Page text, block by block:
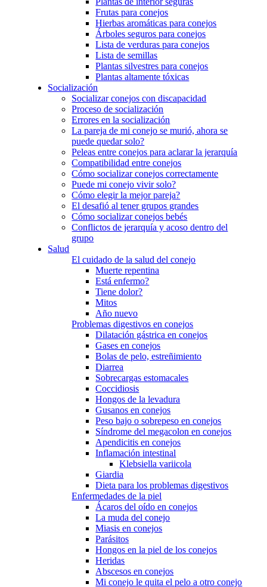
Frutas para conejos
Hierbas aromáticas para conejos
Árboles seguros para conejos
Lista de verduras para conejos
Lista de semillas
Plantas silvestres para conejos
Plantas altamente tóxicas
Socialización
Socializar conejos con discapacidad
Proceso de socialización
Errores en la socialización
La pareja de mi conejo se murió, ahora se
puede quedar solo?
Peleas entre conejos para aclarar la jerarquía
Compatibilidad entre conejos
Cómo socializar conejos correctamente
Puede mi conejo vivir solo?
Cómo elegir la mejor pareja?
El desafió al tener grupos grandes
Cómo socializar conejos bebés
Conflictos de jerarquía y acoso dentro del
grupo
Salud
El cuidado de la salud del conejo
Muerte repentina
Está enfermo?
Tiene dolor?
Mitos
Año nuevo
Problemas digestivos en conejos
Dilatación gástrica en conejos
Gases en conejos
Bolas de pelo, estreñimiento
Diarrea
Sobrecargas estomacales
Coccidiosis
Hongos de la levadura
Gusanos en conejos
Peso bajo o sobrepeso en conejos
Síndrome del megacolon en conejos
Apendicitis en conejos
Inflamación intestinal
Klebsiella variicola
Giardia
Dieta para los problemas digestivos
Enfermedades de la piel
Ácaros del oído en conejos
La muda del conejo
Miasis en conejos
Parásitos
Hongos en la piel de los conejos
Heridas
Abscesos en conejos
Mi conejo le quita el pelo a otro conejo